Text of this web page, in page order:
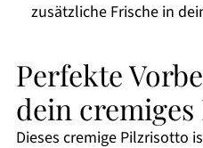
zusätzliche Frische in
Perfekte
dein
Dieses cremige Pilzrisotto